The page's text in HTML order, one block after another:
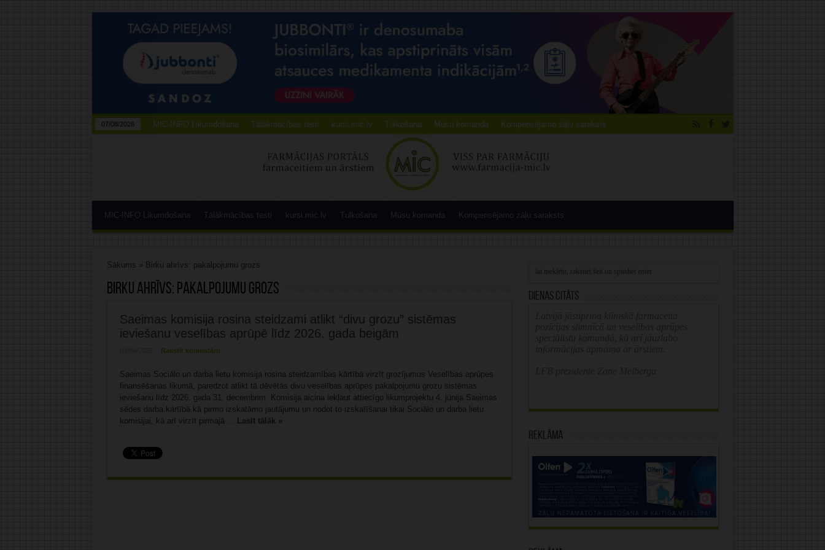
07/08/2026 MIC-INFO Likumdošana Tālākmācības testi kursi.mic.lv Tulkošana Mūsu komanda Kompensējamo zāļu saraksts
MIC-INFO Likumdošana Tālākmācības testi kursi.mic.lv Tulkošana Mūsu komanda Kompensējamo zāļu saraksts
Sākums » Birku ahrīvs: pakalpojumu grozs
Birku ahrīvs: pakalpojumu grozs
Saeimas komisija rosina steidzami atlikt “divu grozu” sistēmas
ieviešanu veselības aprūpē līdz 2026. gada beigām
Rakstīt komentāru
Saeimas Sociālo un darba lietu komisija rosina steidzamības kārtībā virzīt grozījumus Veselības aprūpes
finansēšanas likumā, paredzot atlikt tā dēvētās divu veselības aprūpes pakalpojumu grozu sistēmas
ieviešanu līdz 2026. gada 31. decembrim. Komisija aicina iekļaut attiecīgo likumprojektu 4. jūnija Saeimas
sēdes darba kārtībā kā pirmo izskatāmo jautājumu un nodot to izskatīšanai tikai Sociālo un darba lietu
komisijai, kā arī virzīt pirmajā ... Lasīt tālāk »
Dienas citāts
Reklāma